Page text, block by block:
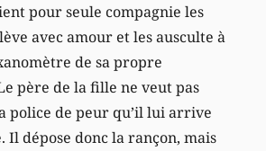
pour seule compagnie les
avec amour et les ausculte à
de sa propre
père de la fille ne veut pas
police de peur qu’il lui arrive
Il dépose donc la rançon, mais